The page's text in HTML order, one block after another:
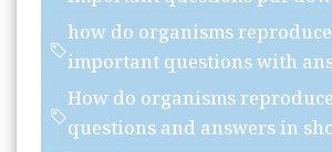
how do organisms
important questions with
How do organisms
questions and answers in